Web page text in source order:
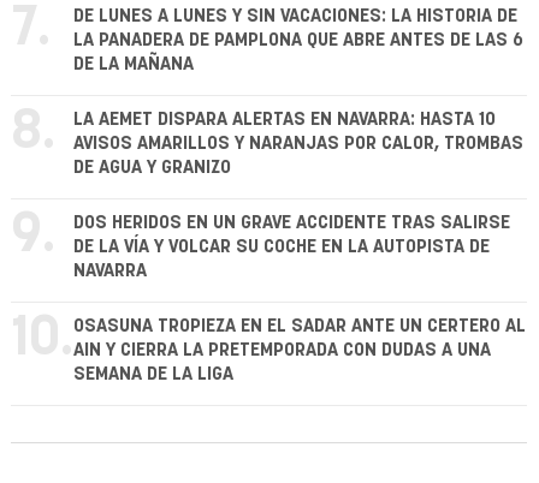
7.
DE LUNES A LUNES Y SIN VACACIONES: LA HISTORIA DE
LA PANADERA DE PAMPLONA QUE ABRE ANTES DE LAS 6
DE LA MAÑANA
8.
LA AEMET DISPARA ALERTAS EN NAVARRA: HASTA 10
AVISOS AMARILLOS Y NARANJAS POR CALOR, TROMBAS
DE AGUA Y GRANIZO
9.
DOS HERIDOS EN UN GRAVE ACCIDENTE TRAS SALIRSE
DE LA VÍA Y VOLCAR SU COCHE EN LA AUTOPISTA DE
NAVARRA
10. OSASUNA TROPIEZA EN EL SADAR ANTE UN CERTERO AL
AIN Y CIERRA LA PRETEMPORADA CON DUDAS A UNA
SEMANA DE LA LIGA